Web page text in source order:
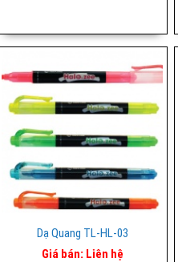
Dạ Quang TL-HL-03
Giá bán: Liên hệ